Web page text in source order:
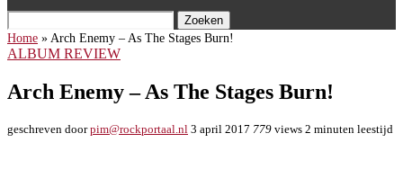
Zoeken
Home » Arch Enemy – As The Stages Burn!
ALBUM REVIEW
Arch Enemy – As The Stages Burn!
geschreven doorpim@rockportaal.nl 3 april 2017 779 views 2 minuten leestijd